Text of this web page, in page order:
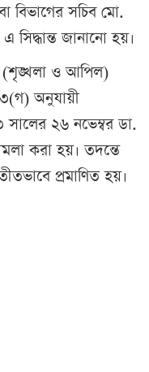
বিভাগের সচিব মো.
সিদ্ধান্ত জানানো হয়।
(শৃঙ্খলা ও আপিল)
অনুযায়ী
২৬ নভেম্বর ডা.
করা হয়। তদন্তে
প্রমাণিত হয়।